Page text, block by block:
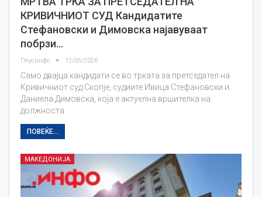
КРИВИЧНИОТ СУД Кандидатите
Стефановски и Димовска најавуваат
побрзи…
Плусинфо 12/05/2026
Само двајца кандидати се во трката за претседател на
Кривичниот суд Скопје, судиите Ивица Стефановски и
Даниела Димовска, која е актуелна вршителка на
должноста.
ПОВЕЌЕ...
МАКЕДОНИЈА